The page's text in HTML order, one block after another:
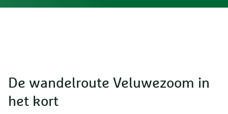
De wandelroute Veluwezoom in
het kort